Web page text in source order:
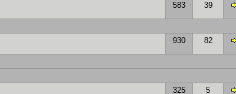
583 39
930 82
325 5